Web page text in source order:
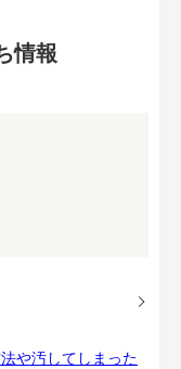
情報
や汚してしまった